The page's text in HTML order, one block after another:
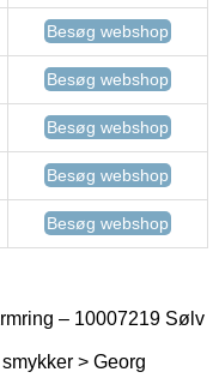
Besøg webshop
Besøg webshop
Besøg webshop
Besøg webshop
Besøg webshop
– 10007219 Sølv
> Georg